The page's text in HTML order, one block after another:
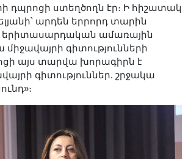
դպրոցի ստեղծողն էր։ Ի հիշատակ
արդեն երրորդ տարին
երիտասարդական ամառային
միջավայրի գիտությունների
այս տարվա խորագիրն է
գիտություններ. շրջակա